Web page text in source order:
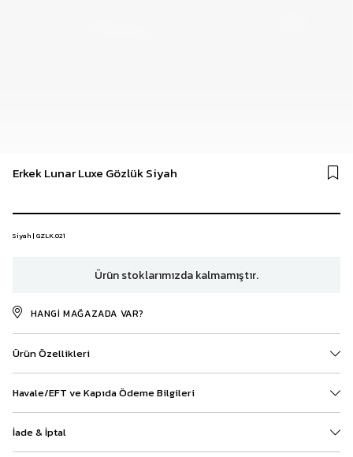
Erkek Lunar Luxe Gözlük Siyah
Siyah | GZLK.021
Ürün stoklarımızda kalmamıştır.
HANGI MAĞAZADA VAR?
Ürün Özellikleri
Havale/EFT ve Kapıda Ödeme Bilgileri
İade & İptal